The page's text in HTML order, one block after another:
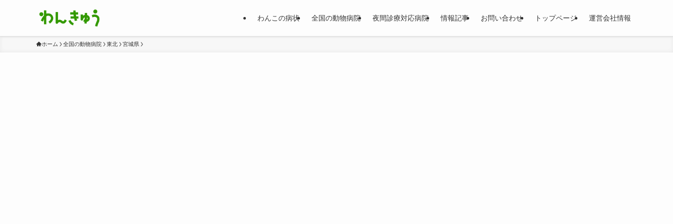
わんこの病状 全国の動物病院 夜間診療対応病院 情報記事 お問い合わせ トップページ 運営会社情報
ホーム 全国の動物病院 東北 宮城県